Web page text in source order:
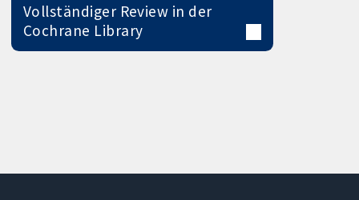
Vollständiger Review in der
Cochrane Library